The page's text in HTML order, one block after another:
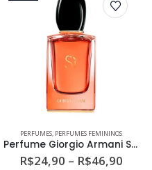
Este produto tem várias variantes. As opções podem ser escolhidas na página do produto
PERFUMES, PERFUMES FEMININOS
Perfume Giorgio Armani Sì Intense Feminino Eau de Parfum
R$24,90 – R$46,90Faixa